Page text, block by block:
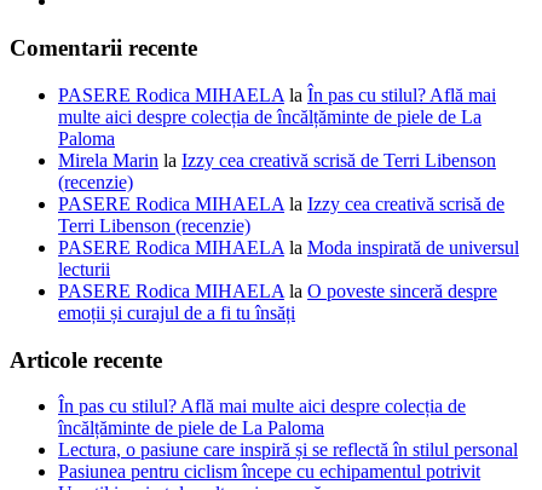
Comentarii recente
PASERE Rodica MIHAELA la În pas cu stilul? Află mai
multe aici despre colecția de încălțăminte de piele de La
Paloma
Mirela Marin la Izzy cea creativă scrisă de Terri Libenson
(recenzie)
PASERE Rodica MIHAELA la Izzy cea creativă scrisă de
Terri Libenson (recenzie)
PASERE Rodica MIHAELA la Moda inspirată de universul
lecturii
PASERE Rodica MIHAELA la O poveste sinceră despre
emoții și curajul de a fi tu însăți
Articole recente
În pas cu stilul? Află mai multe aici despre colecția de
încălțăminte de piele de La Paloma
Lectura, o pasiune care inspiră și se reflectă în stilul personal
Pasiunea pentru ciclism începe cu echipamentul potrivit